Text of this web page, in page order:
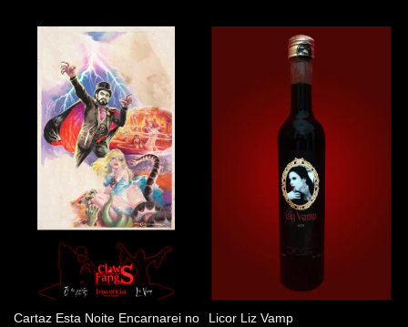
Cartaz Esta Noite Encarnarei no
Licor Liz Vamp